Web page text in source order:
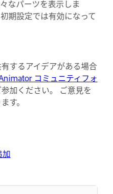
なパーツを表示しま
期設定では有効になって
するアイデアがある場合
コミュニティフォ
加ください。 ご意見を
す。
加